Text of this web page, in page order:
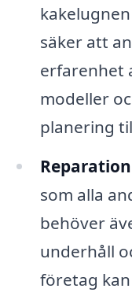
säker att
erfarenhet
modeller
planering
som alla
behöver
underhåll
företag